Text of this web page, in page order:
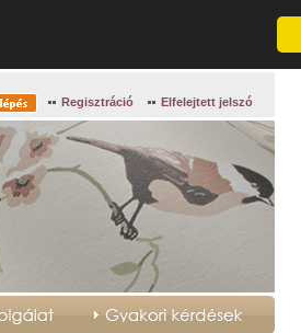
Regisztráció
Elfelejtett jelszó